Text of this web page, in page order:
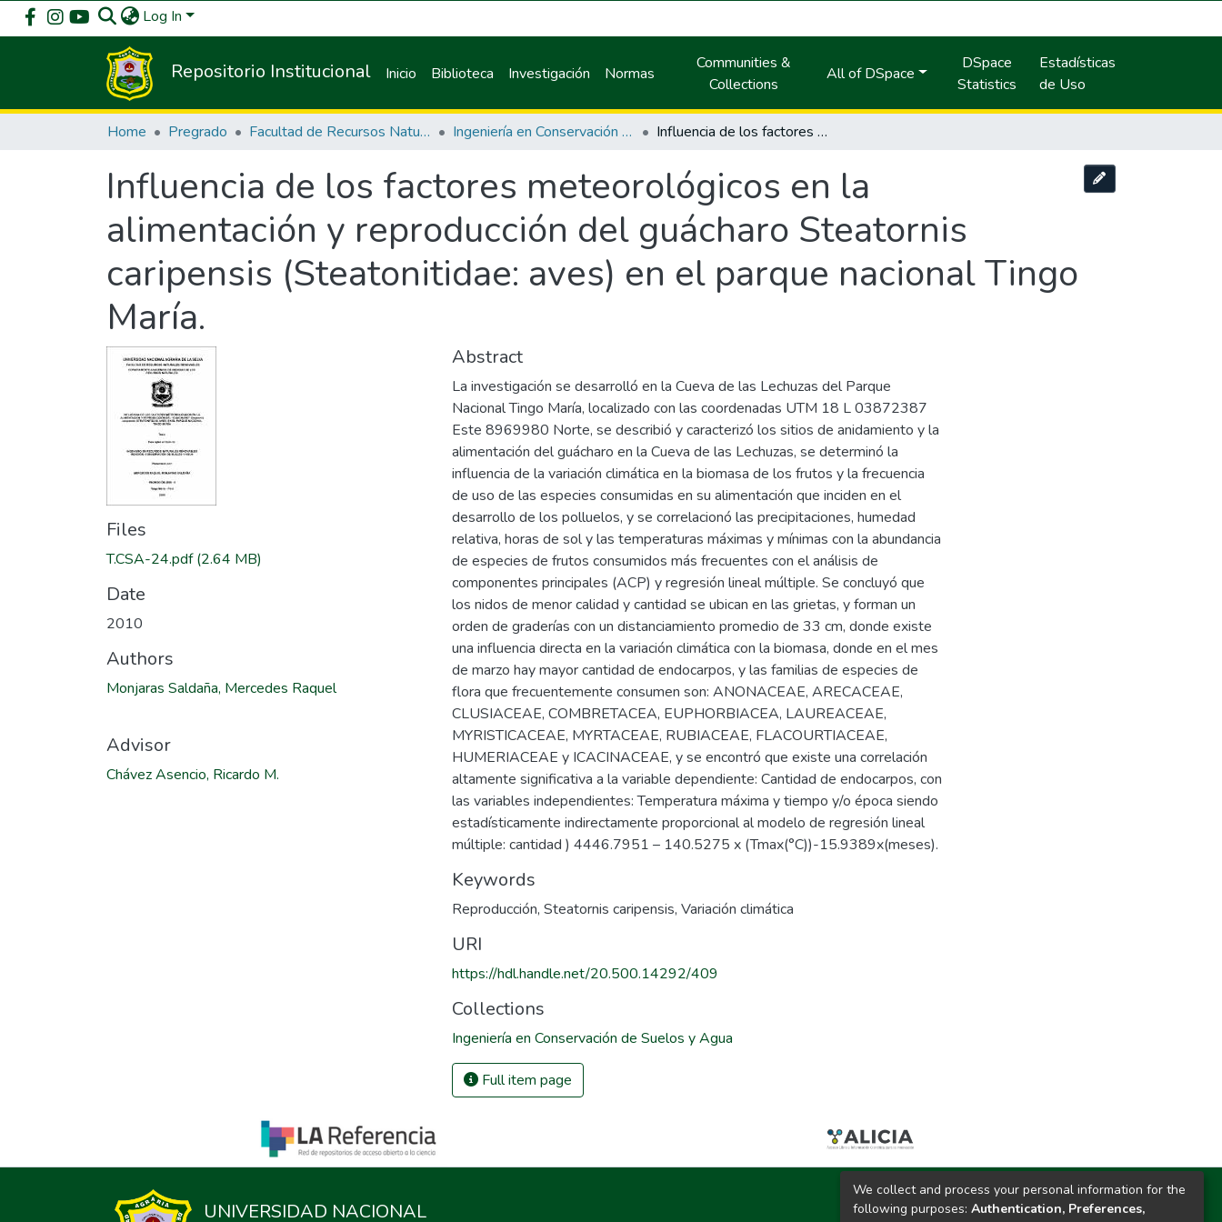
Log In
Repositorio Institucional Inicio Biblioteca Investigación Normas
Communities &
Collections
All of DSpace
DSpace
Statistics
Estadísticas
de Uso
Home Pregrado Facultad de Recursos Naturales Renovables Ingeniería en Conservación de Suelos y Agua Influencia de los factores meteorológicos en la alimentación y reproducción del guácharo Steatornis caripensis (Steatonitidae: aves) en el parque nacional Tingo María.
Influencia de los factores meteorológicos en la
alimentación y reproducción del guácharo Steatornis
caripensis (Steatonitidae: aves) en el parque nacional Tingo
María.
Files
T.CSA-24.pdf(2.64 MB)
Date
2010
Authors
Monjaras Saldaña, Mercedes Raquel
Advisor
Chávez Asencio, Ricardo M.
Abstract
La investigación se desarrolló en la Cueva de las Lechuzas del Parque
Nacional Tingo María, localizado con las coordenadas UTM 18 L 03872387
Este 8969980 Norte, se describió y caracterizó los sitios de anidamiento y la
alimentación del guácharo en la Cueva de las Lechuzas, se determinó la
influencia de la variación climática en la biomasa de los frutos y la frecuencia
de uso de las especies consumidas en su alimentación que inciden en el
desarrollo de los polluelos, y se correlacionó las precipitaciones, humedad
relativa, horas de sol y las temperaturas máximas y mínimas con la abundancia
de especies de frutos consumidos más frecuentes con el análisis de
componentes principales (ACP) y regresión lineal múltiple. Se concluyó que
los nidos de menor calidad y cantidad se ubican en las grietas, y forman un
orden de graderías con un distanciamiento promedio de 33 cm, donde existe
una influencia directa en la variación climática con la biomasa, donde en el mes
de marzo hay mayor cantidad de endocarpos, y las familias de especies de
flora que frecuentemente consumen son: ANONACEAE, ARECACEAE,
CLUSIACEAE, COMBRETACEA, EUPHORBIACEA, LAUREACEAE,
MYRISTICACEAE, MYRTACEAE, RUBIACEAE, FLACOURTIACEAE,
HUMERIACEAE y ICACINACEAE, y se encontró que existe una correlación
altamente significativa a la variable dependiente: Cantidad de endocarpos, con
las variables independientes: Temperatura máxima y tiempo y/o época siendo
estadísticamente indirectamente proporcional al modelo de regresión lineal
múltiple: cantidad ) 4446.7951 – 140.5275 x (Tmax(°C))-15.9389x(meses).
Keywords
Reproducción, Steatornis caripensis, Variación climática
URI
https://hdl.handle.net/20.500.14292/409
Collections
Ingeniería en Conservación de Suelos y Agua
Full item page
UNIVERSIDAD NACIONAL
Ciudad Universitaria
We collect and process your personal information for the
following purposes: Authentication, Preferences,